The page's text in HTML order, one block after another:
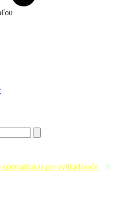
optimalizácia pre vyhľadávače
®